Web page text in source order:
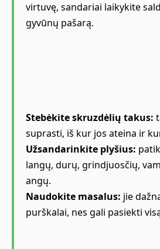
virtuvę, sandariai laikykite
gyvūnų pašarą.
Stebėkite skruzdėlių takus:
suprasti, iš kur jos ateina ir
Užsandarinkite plyšius:
langų, durų, grindjuosčių,
angų.
Naudokite masalus: jie
purškalai, nes gali pasiekti